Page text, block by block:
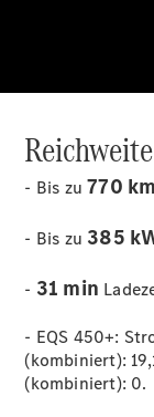
- Bis zu770 km
- Bis zu 385
- 31 min
- EQS 450+:
(kombiniert):
(kombiniert): 0.